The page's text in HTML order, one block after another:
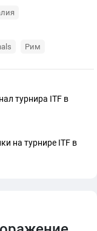
Рим
турнира ITF в
на турнире ITF в